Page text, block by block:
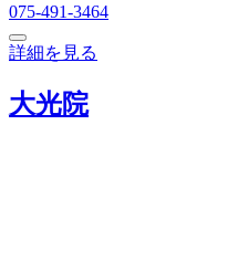
075-491-3464
詳細を見る
大光院